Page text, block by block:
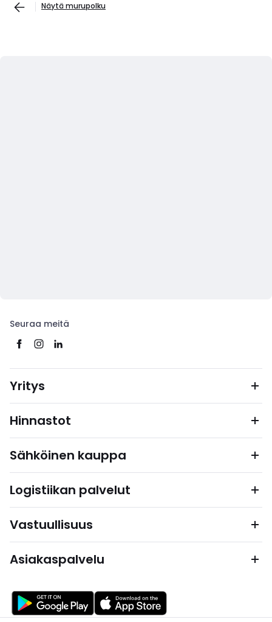
Näytä murupolku
Seuraa meitä
Yritys
Hinnastot
Sähköinen kauppa
Logistiikan palvelut
Vastuullisuus
Asiakaspalvelu